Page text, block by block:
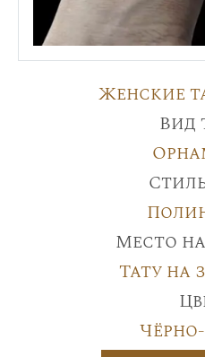
Женские
Вид
Место
Тату на